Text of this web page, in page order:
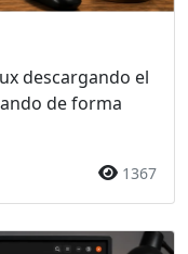
descargando el
de forma
1367